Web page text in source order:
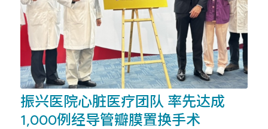
振兴医院心脏医疗团队 率先达成
1,000例经导管瓣膜置换手术